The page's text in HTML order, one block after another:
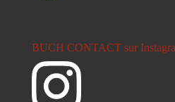
BUCH CONTACT sur